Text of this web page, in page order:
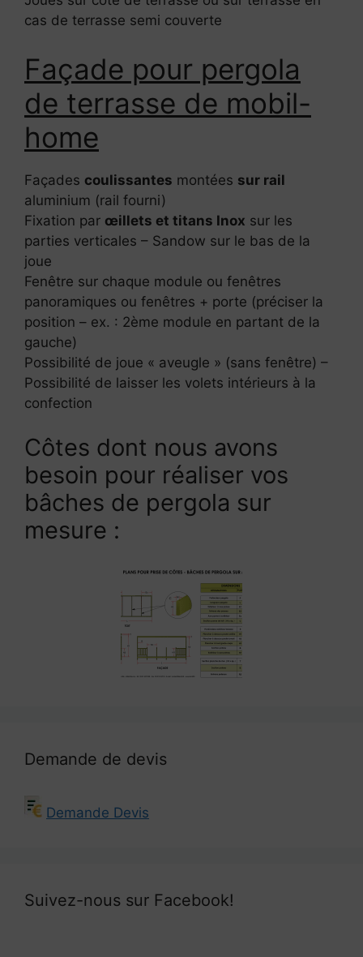
cas de terrasse semi couverte
Façade pour pergola
de terrasse de mobil-
home
Façades coulissantes montées sur rail
aluminium (rail fourni)
Fixation par œillets et titans Inox sur les
parties verticales – Sandow sur le bas de la
joue
Fenêtre sur chaque module ou fenêtres
panoramiques ou fenêtres + porte (préciser la
position – ex. : 2ème module en partant de la
gauche)
Possibilité de joue « aveugle » (sans fenêtre) –
Possibilité de laisser les volets intérieurs à la
confection
Côtes dont nous avons
besoin pour réaliser vos
bâches de pergola sur
mesure :
Demande de devis
Demande Devis
Suivez-nous sur Facebook!